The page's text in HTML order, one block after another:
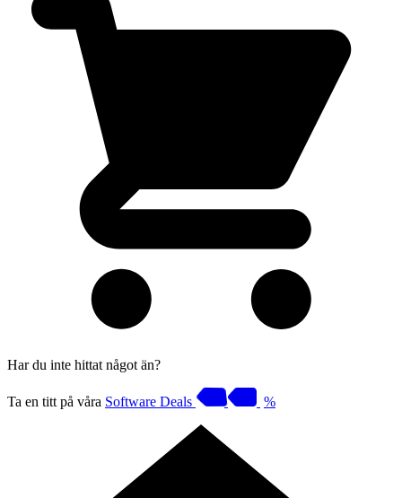
Har du inte hittat något än?
Ta en titt på våra Software Deals %